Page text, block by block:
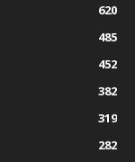
620
485
452
382
319
282